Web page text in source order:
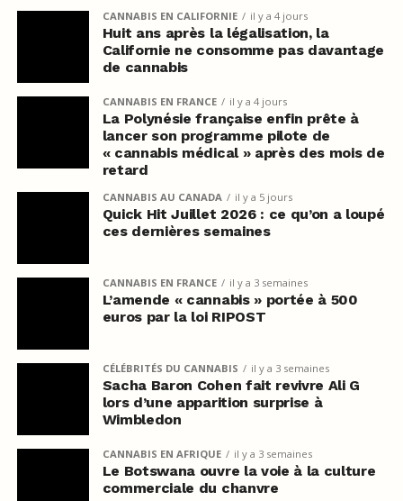
CANNABIS EN CALIFORNIE il y a 4 jours
Huit ans après la légalisation, la
Californie ne consomme pas davantage
de cannabis
CANNABIS EN FRANCE il y a 4 jours
La Polynésie française enfin prête à
lancer son programme pilote de
« cannabis médical » après des mois de
retard
CANNABIS AU CANADA il y a 5 jours
Quick Hit Juillet 2026 : ce qu’on a loupé
ces dernières semaines
CANNABIS EN FRANCE il y a 3 semaines
L’amende « cannabis » portée à 500
euros par la loi RIPOST
CÉLÉBRITÉS DU CANNABIS il y a 3 semaines
Sacha Baron Cohen fait revivre Ali G
lors d’une apparition surprise à
Wimbledon
CANNABIS EN AFRIQUE il y a 3 semaines
Le Botswana ouvre la voie à la culture
commerciale du chanvre